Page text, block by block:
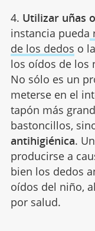
4. Utilizar uñas
instancia pueda
de los dedos o
los oídos de los
No sólo es un
meterse en el
tapón más
bastoncillos,
antihigiénica.
producirse a
bien los dedos
oídos del niño,
por salud.